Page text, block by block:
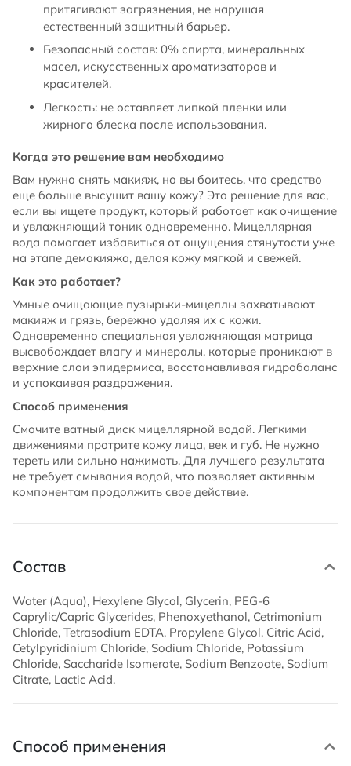
притягивают загрязнения, не нарушая
естественный защитный барьер.
Безопасный состав: 0% спирта, минеральных
масел, искусственных ароматизаторов и
красителей.
Легкость: не оставляет липкой пленки или
жирного блеска после использования.
Когда это решение вам необходимо
Вам нужно снять макияж, но вы боитесь, что средство
еще больше высушит вашу кожу? Это решение для вас,
если вы ищете продукт, который работает как очищение
и увлажняющий тоник одновременно. Мицеллярная
вода помогает избавиться от ощущения стянутости уже
на этапе демакияжа, делая кожу мягкой и свежей.
Как это работает?
Умные очищающие пузырьки-мицеллы захватывают
макияж и грязь, бережно удаляя их с кожи.
Одновременно специальная увлажняющая матрица
высвобождает влагу и минералы, которые проникают в
верхние слои эпидермиса, восстанавливая гидробаланс
и успокаивая раздражения.
Способ применения
Смочите ватный диск мицеллярной водой. Легкими
движениями протрите кожу лица, век и губ. Не нужно
тереть или сильно нажимать. Для лучшего результата
не требует смывания водой, что позволяет активным
компонентам продолжить свое действие.
Состав
Water (Aqua), Hexylene Glycol, Glycerin, PEG-6
Caprylic/Capric Glycerides, Phenoxyethanol, Cetrimonium
Chloride, Tetrasodium EDTA, Propylene Glycol, Citric Acid,
Cetylpyridinium Chloride, Sodium Chloride, Potassium
Chloride, Saccharide Isomerate, Sodium Benzoate, Sodium
Citrate, Lactic Acid.
Способ применения